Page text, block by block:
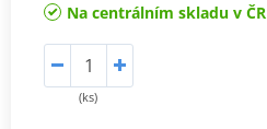
Na centrálním skladu v ČR
(ks)